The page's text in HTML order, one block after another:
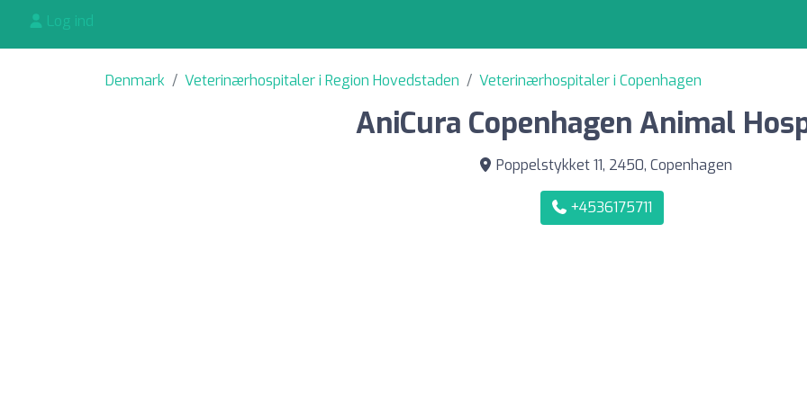
Log ind
Denmark Veterinærhospitaler i Region Hovedstaden Veterinærhospitaler i Copenhagen
AniCura Copenhagen Animal
Poppelstykket 11, 2450, Copenhagen
+4536175711